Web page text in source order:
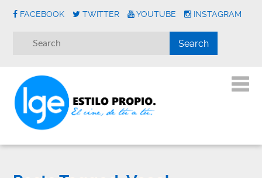
FACEBOOK TWITTER YOUTUBE INSTAGRAM